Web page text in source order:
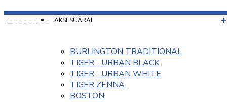
Kategorijos AKSESUARAI
BURLINGTON TRADITIONAL
TIGER - URBAN BLACK
TIGER - URBAN WHITE
TIGER ZENNA
BOSTON